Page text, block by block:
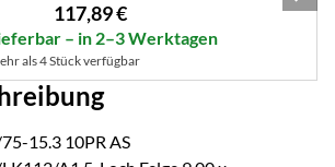
117,89€
– in 2–3 Werktagen
als 4 Stück verfügbar
15.3 10PR AS